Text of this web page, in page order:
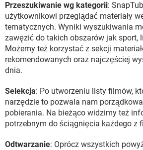
Przeszukiwanie wg kategorii:
użytkownikowi przeglądać materiały
tematycznych. Wyniki wyszukiwania
zawęzić do takich obszarów jak sport,
Możemy też korzystać z sekcji
rekomendowanych oraz najczęściej
dnia.
Selekcja: Po utworzeniu listy filmów,
narzędzie to pozwala nam
pobierania. Na bieżąco widzimy też
potrzebnym do ściągnięcia każdego z
Odtwarzanie: Oprócz wszystkich